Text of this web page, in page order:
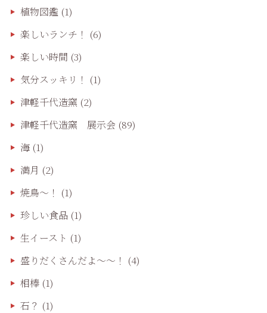
植物図鑑 (1)
楽しいランチ！ (6)
楽しい時間 (3)
気分スッキリ！ (1)
津軽千代造窯 (2)
津軽千代造窯 展示会(89)
海(1)
満月 (2)
焼鳥〜！ (1)
珍しい食品(1)
生イースト (1)
盛りだくさんだよ〜〜！ (4)
相棒(1)
石？ (1)